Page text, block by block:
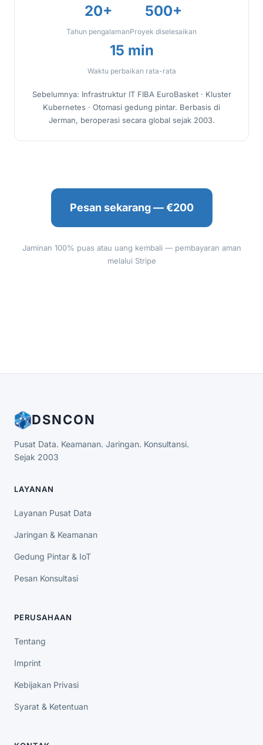
20+
Tahun pengalaman
500+
Proyek diselesaikan
15 min
Waktu perbaikan rata-rata
Sebelumnya: Infrastruktur IT FIBA EuroBasket · Kluster
Kubernetes · Otomasi gedung pintar. Berbasis di
Jerman, beroperasi secara global sejak 2003.
Pesan sekarang — €200
Jaminan 100% puas atau uang kembali — pembayaran aman
melalui Stripe
DSNCON
Pusat Data. Keamanan. Jaringan. Konsultansi.
Sejak 2003
LAYANAN
Layanan Pusat Data
Jaringan & Keamanan
Gedung Pintar & IoT
Pesan Konsultasi
PERUSAHAAN
Tentang
Imprint
Kebijakan Privasi
Syarat & Ketentuan